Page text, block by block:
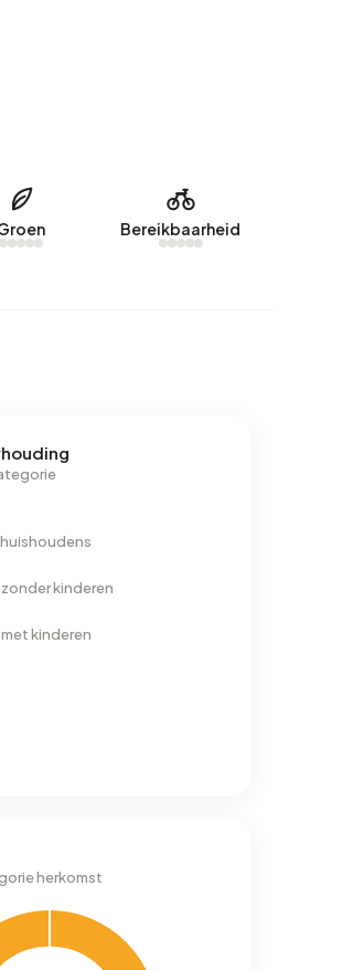
Bereikbaarheid
kinderen
kinderen
herkomst